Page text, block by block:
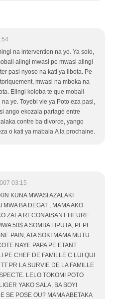
na intervention na yo. Ya solo,
alingi mwasi pe mwasi alingi
pasi nyoso na kati ya libota. Pe
mwasi na mboka na
Elingi koloba te que mobali
ye. Toyebi vie ya Poto eza pasi,
ango ekozala partagé entre
contre ba divorce, yango
o kati ya mabala.A la prochaine.
03:15
KUNA MWASI AZALAKI
MWA BA DEGAT , MAMA AKO
ZALA RECONAISANT HEURE
50$ A SOMBA LIPUTA, PEPE
PAIN, ATA SOKI MAMA MUTU
NAYE PAPA PE ETANT
PE CHEF DE FAMILLE C LUI QUI
PR LA SURVIE DE LA FAMILLE
LELO TOKOMI POTO
YAKO SALA, BA BOYI
SE POSE OU? MAMA ABETAKA